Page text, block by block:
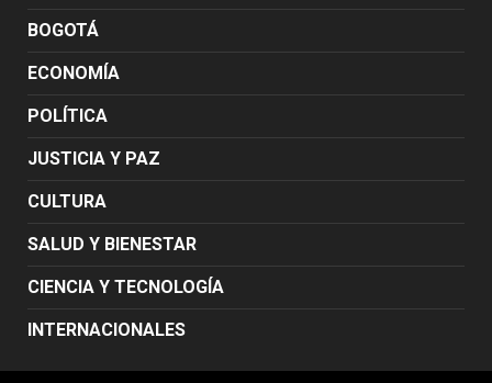
BOGOTÁ
ECONOMÍA
POLÍTICA
JUSTICIA Y PAZ
CULTURA
SALUD Y BIENESTAR
CIENCIA Y TECNOLOGÍA
INTERNACIONALES